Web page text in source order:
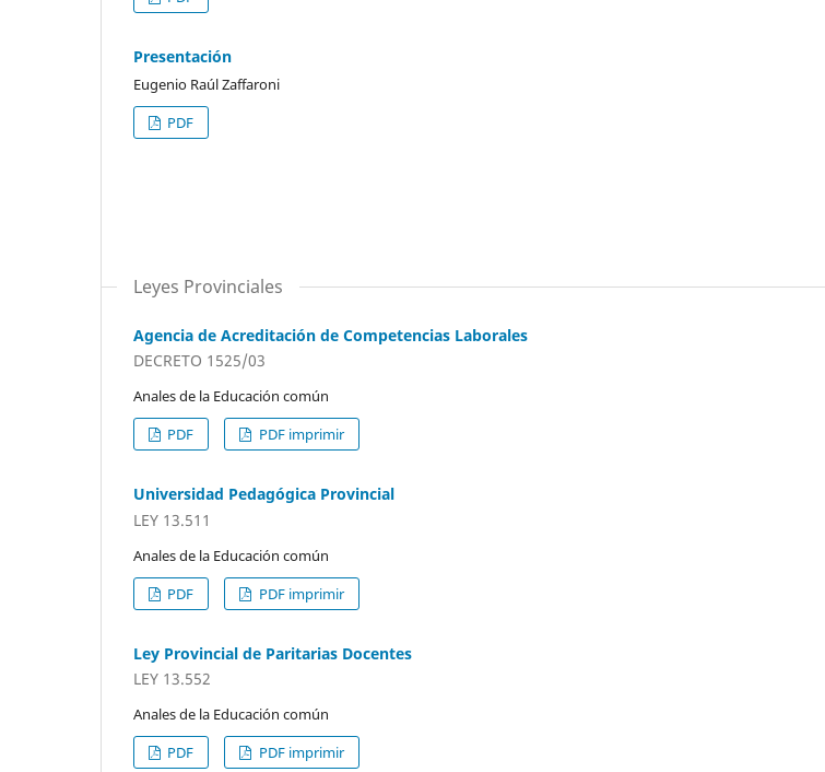
Presentación
Eugenio Raúl Zaffaroni
PDF
Leyes Provinciales
Agencia de Acreditación de Competencias Laborales
DECRETO 1525/03
Anales de la Educación común
PDF
PDF imprimir
Universidad Pedagógica Provincial
LEY 13.511
Anales de la Educación común
PDF
PDF imprimir
Ley Provincial de Paritarias Docentes
LEY 13.552
Anales de la Educación común
PDF
PDF imprimir